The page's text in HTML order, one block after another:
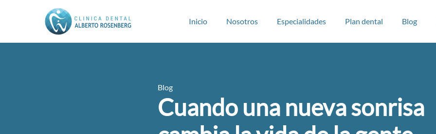
Inicio Nosotros Especialidades Plan dental Blog
Blog
Cuando una nueva sonrisa